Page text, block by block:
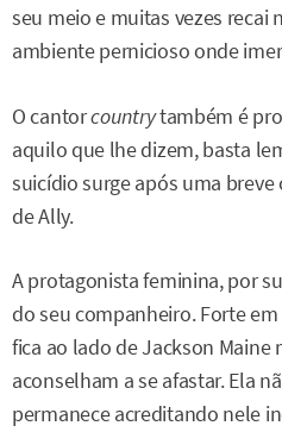
seu meio e muitas vezes recai
ambiente pernicioso onde
O cantorcountrytambém é
aquilo que lhe dizem, basta
suicídio surge após uma
de Ally.
A protagonista feminina, por
do seu companheiro. Forte
fica ao lado de Jackson
aconselham a se afastar. Ela
permanece acreditando nele